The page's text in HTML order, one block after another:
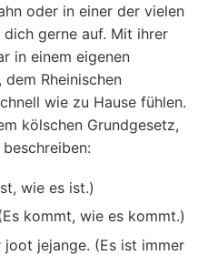
oder in einer der vielen
dich gerne auf. Mit ihrer
in einem eigenen
dem Rheinischen
wie zu Hause fühlen.
kölschen Grundgesetz,
wie es ist.)
kommt, wie es kommt.)
jejange. (Es ist immer